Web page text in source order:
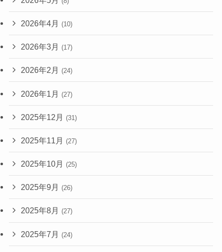
2026年4月 (10)
2026年3月 (17)
2026年2月 (24)
2026年1月 (27)
2025年12月 (31)
2025年11月 (27)
2025年10月 (25)
2025年9月 (26)
2025年8月 (27)
2025年7月 (24)